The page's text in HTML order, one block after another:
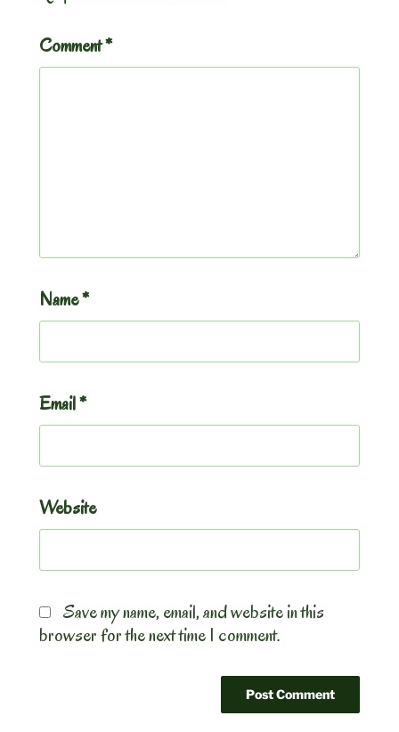
Comment*
Name*
Email*
Website
Save my name, email, and website in this
browser for the next time I comment.